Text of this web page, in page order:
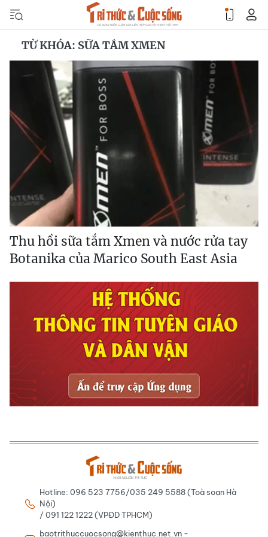
TỪ KHÓA: SỮA TẮM XMEN
Thu hồi sữa tắm Xmen và nước rửa tay
Botanika của Marico South East Asia
Hotline: 096 523 7756/035 249 5588 (Toà soạn Hà
Nội)
/ 091 122 1222 (VPĐD TPHCM)
baotrithuccuocsong@kienthuc.net.vn -